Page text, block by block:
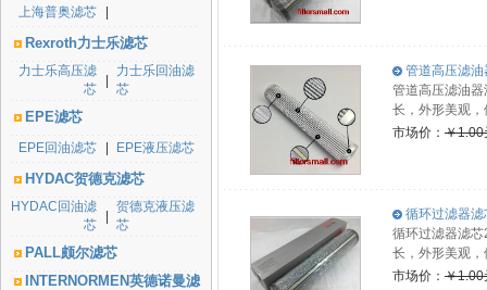
上海普奥滤芯
Rexroth力士乐滤芯
力士乐高压滤
芯
力士乐回油滤
芯
EPE滤芯
EPE回油滤芯 EPE液压滤芯
HYDAC贺德克滤芯
HYDAC回油滤
芯
贺德克液压滤
芯
PALL颇尔滤芯
INTERNORMEN英德诺曼滤
管道高压滤
管道高压滤油
长，外形美观
市场价： ￥1.00
循环过滤器
循环过滤器滤
长，外形美观
市场价： ￥1.00